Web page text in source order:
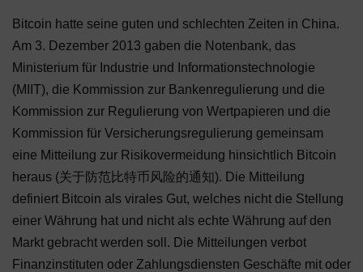
Bitcoin hatte seine guten und schlechten Zeiten in China.
Am 3. Dezember 2013 gaben die Notenbank, das
Ministerium für Industrie und Informationstechnologie
(MIIT), die Kommission zur Bankenregulierung und die
Kommission zur Regulierung von Wertpapieren und die
Kommission für Versicherungsregulierung gemeinsam
eine Mitteilung zur Risikovermeidung hinsichtlich Bitcoin
heraus (关于防范比特币风险的通知). Die Mitteilung
definiert Bitcoin als virales Gut, welches nicht die Stellung
einer Währung hat und nicht als echte Währung auf den
Markt gebracht werden soll. Die Mitteilungen verbot
Finanzinstituten oder Zahlungsdiensten Geschäfte mit oder